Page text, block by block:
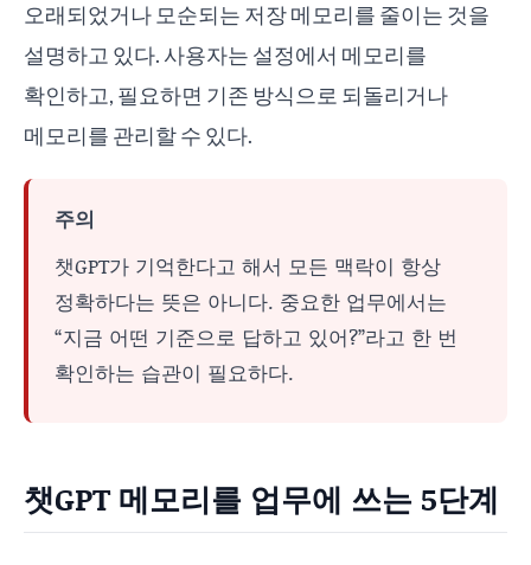
오래되었거나 모순되는 저장 메모리를 줄이는 것을
설명하고 있다. 사용자는 설정에서 메모리를
확인하고, 필요하면 기존 방식으로 되돌리거나
메모리를 관리할 수 있다.
주의
챗GPT가 기억한다고 해서 모든 맥락이 항상
정확하다는 뜻은 아니다. 중요한 업무에서는
“지금 어떤 기준으로 답하고 있어?”라고 한 번
확인하는 습관이 필요하다.
챗GPT 메모리를 업무에 쓰는 5단계